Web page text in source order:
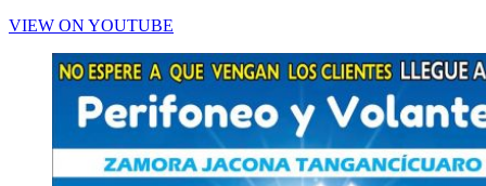
VIEW ON YOUTUBE